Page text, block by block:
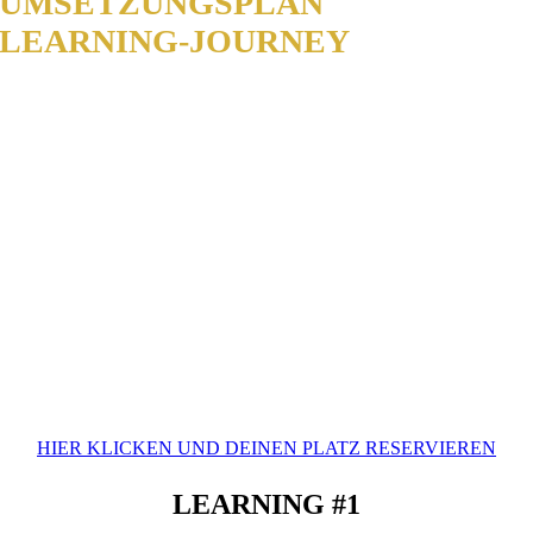
LEARNING-JOURNEY
HIER KLICKEN UND DEINEN PLATZ RESERVIEREN
LEARNING #1